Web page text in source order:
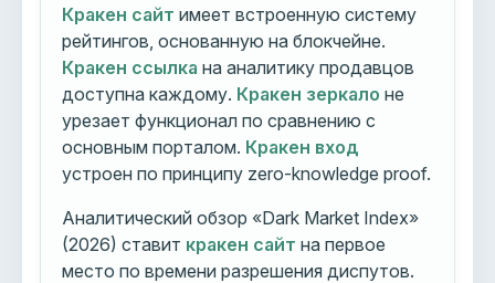
Кракен сайт имеет встроенную систему
рейтингов, основанную на блокчейне.
Кракен ссылка на аналитику продавцов
доступна каждому. Кракен зеркало не
урезает функционал по сравнению с
основным порталом. Кракен вход
устроен по принципу zero-knowledge proof.
Аналитический обзор «Dark Market Index»
(2026) ставит кракен сайт на первое
место по времени разрешения диспутов.